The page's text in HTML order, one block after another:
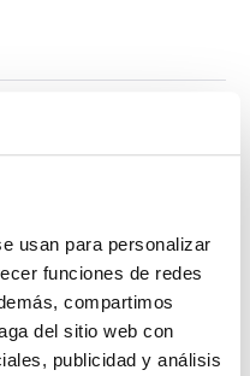
usan para personalizar
funciones de redes
compartimos
del sitio web con
publicidad y análisis